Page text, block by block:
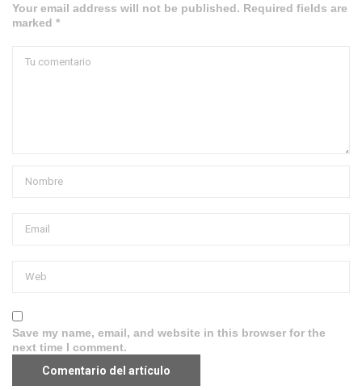
Your email address will not be published. Required fields are
marked *
Save my name, email, and website in this browser for the
next time I comment.